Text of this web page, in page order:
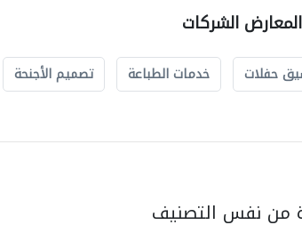
الشركات
حفلات خدمات الطباعة تصميم الأجنحة
من نفس التصنيف